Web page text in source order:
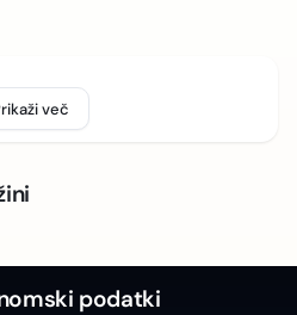
več
podatki